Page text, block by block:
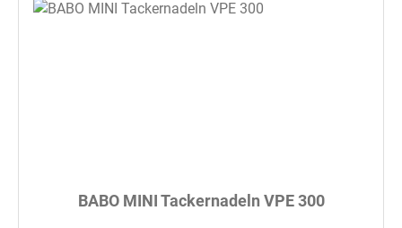
BABO MINI Tackernadeln VPE 300